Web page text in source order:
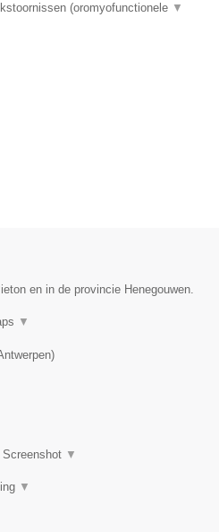
(oromyofunctionele ▼
en in de provincie Henegouwen.
▼
)
Screenshot ▼
▼